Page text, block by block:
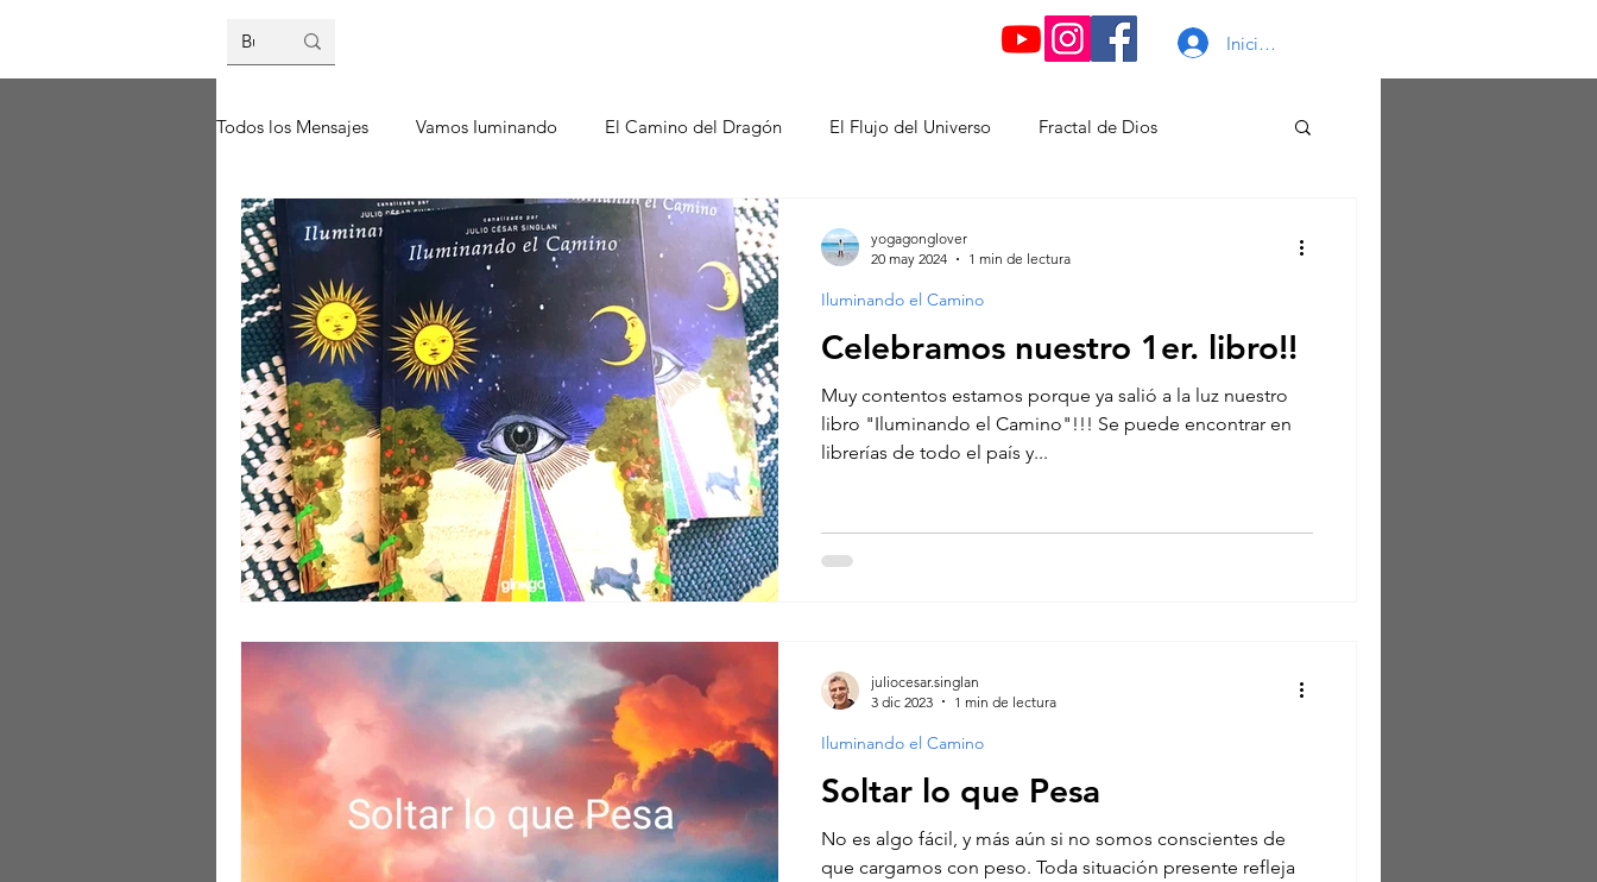
Iniciar sesión
Todos los Mensajes Vamos Iuminando El Camino del Dragón El Flujo del Universo Fractal de Dios
Iluminando el Camino El Puente La Llave Ascención
Memorias del Alma El Proceso Evolutivo del Alma
Celebramos nuestro 1er. libro!!
Muy contentos estamos porque ya salió a la luz nuestro
libro "Iluminando el Camino"!!! Se puede encontrar en
librerías de todo el país y...
Iluminando el Camino
yogagonglover
20 may 2024
1 min de lectura
Soltar lo que Pesa
No es algo fácil, y más aún si no somos conscientes de
que cargamos con peso. Toda situación presente refleja
Iluminando el Camino
juliocesar.singlan
3 dic 2023
1 min de lectura